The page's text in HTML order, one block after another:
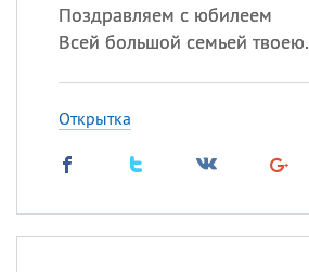
Поздравляем с юбилеем
Всей большой семьей твоею.
Открытка